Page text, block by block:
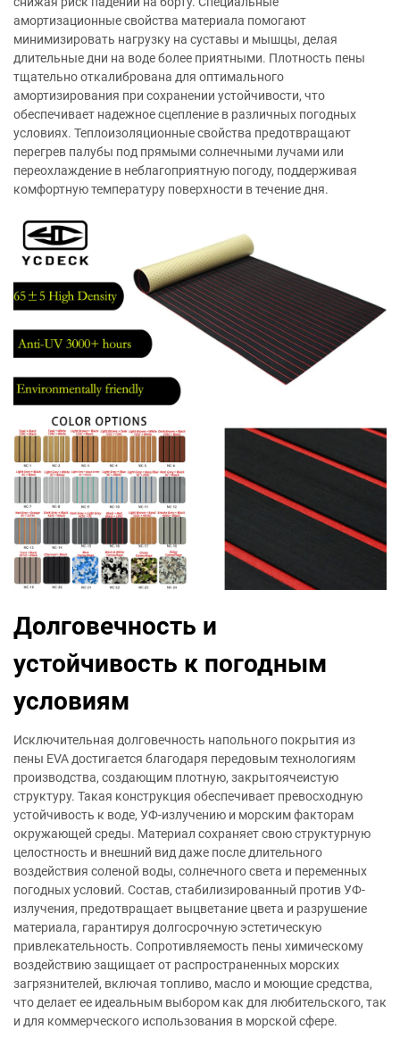
амортизационные свойства материала помогают
минимизировать нагрузку на суставы и мышцы, делая
длительные дни на воде более приятными. Плотность пены
тщательно откалибрована для оптимального
амортизирования при сохранении устойчивости, что
обеспечивает надежное сцепление в различных погодных
условиях. Теплоизоляционные свойства предотвращают
перегрев палубы под прямыми солнечными лучами или
переохлаждение в неблагоприятную погоду, поддерживая
комфортную температуру поверхности в течение дня.
Долговечность и
устойчивость к погодным
условиям
Исключительная долговечность напольного покрытия из
пены EVA достигается благодаря передовым технологиям
производства, создающим плотную, закрытоячеистую
структуру. Такая конструкция обеспечивает превосходную
устойчивость к воде, УФ-излучению и морским факторам
окружающей среды. Материал сохраняет свою структурную
целостность и внешний вид даже после длительного
воздействия соленой воды, солнечного света и переменных
погодных условий. Состав, стабилизированный против УФ-
излучения, предотвращает выцветание цвета и разрушение
материала, гарантируя долгосрочную эстетическую
привлекательность. Сопротивляемость пены химическому
воздействию защищает от распространенных морских
загрязнителей, включая топливо, масло и моющие средства,
что делает ее идеальным выбором как для любительского, так
и для коммерческого использования в морской сфере.